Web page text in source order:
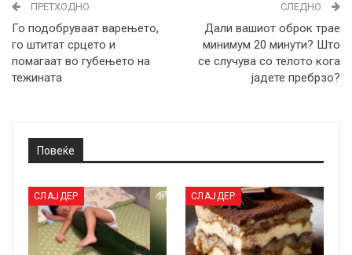
ПРЕТХОДНО
Го подобруваат варењето,
го штитат срцето и
помагаат во губењето на
тежината
СЛЕДНО
Дали вашиот оброк трае
минимум 20 минути? Што
се случува со телото кога
јадете пребрзо?
Повеќе
СЛАЈДЕР СЛАЈДЕР